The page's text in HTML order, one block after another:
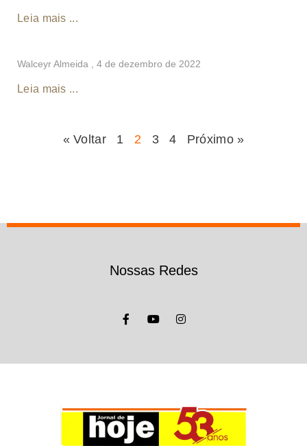
Leia mais ...
Walceyr Almeida 4 de dezembro de 2022
Leia mais ...
« Voltar 1 2 3 4 Próximo »
Nossas Redes